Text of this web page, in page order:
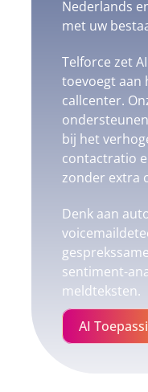
Nederlands
met uw
Telforce zet
toevoegt aan
callcenter.
bij het
contactratio
zonder extra
Denk aan
sentiment-
meldteksten.
AI